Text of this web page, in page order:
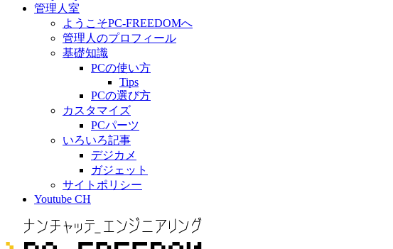
管理人室
ようこそPC-FREEDOMへ
管理人のプロフィール
基礎知識
PCの使い方
Tips
PCの選び方
カスタマイズ
PCパーツ
いろいろ記事
デジカメ
ガジェット
サイトポリシー
Youtube CH